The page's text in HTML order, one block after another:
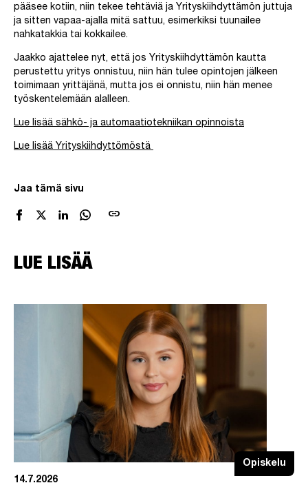
pääsee kotiin, niin tekee tehtäviä ja Yrityskiihdyttämön juttuja
ja sitten vapaa-ajalla mitä sattuu, esimerkiksi tuunailee
nahkatakkia tai kokkailee.
Jaakko ajattelee nyt, että jos Yrityskiihdyttämön kautta
perustettu yritys onnistuu, niin hän tulee opintojen jälkeen
toimimaan yrittäjänä, mutta jos ei onnistu, niin hän menee
työskentelemään alalleen.
Lue lisää sähkö- ja automaatiotekniikan opinnoista
Lue lisää Yrityskiihdyttömöstä
Jaa tämä sivu
link
LUE LISÄÄ
Opiskelu
14.7.2026